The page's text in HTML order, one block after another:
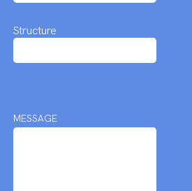
Structure
MESSAGE